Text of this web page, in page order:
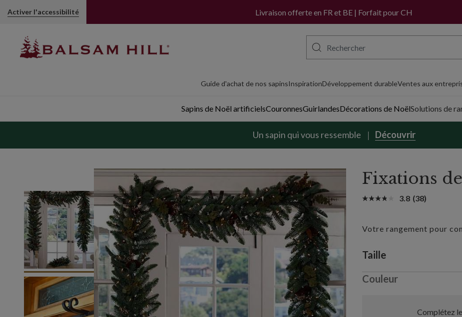
Activer l'accessibilité
Livraison offerte en FR et BE | Forfait pour CH
Guide d'achat de nos sapinsInspirationDéveloppement durableVentes aux
Sapins de Noël artificielsCouronnesGuirlandesDécorations de NoëlSolutions de
Un sapin qui vous ressemble Découvrir
Fixations
3.8 (38)
Votre rangement pour
Variant selection
Taille
Couleur
Complétez